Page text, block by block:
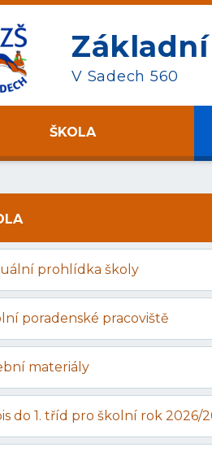
V Sadech 560
ŠKOLA
prohlídka školy
poradenské pracoviště
materiály
do 1. tříd pro školní rok 2026/